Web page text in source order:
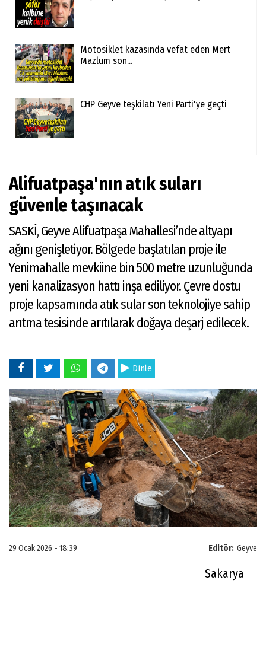
Motosiklet kazasında vefat eden Mert
Mazlum son...
CHP Geyve teşkilatı Yeni Parti'ye geçti
Alifuatpaşa'nın atık suları
güvenle taşınacak
SASKİ, Geyve Alifuatpaşa Mahallesi’nde altyapı
ağını genişletiyor. Bölgede başlatılan proje ile
Yenimahalle mevkiine bin 500 metre uzunluğunda
yeni kanalizasyon hattı inşa ediliyor. Çevre dostu
proje kapsamında atık sular son teknolojiye sahip
arıtma tesisinde arıtılarak doğaya deşarj edilecek.
Dinle
Editör: Geyve
29 Ocak 2026 - 18:39
Sakarya